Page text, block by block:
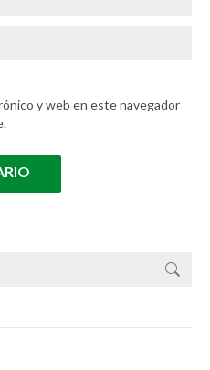
y web en este navegador